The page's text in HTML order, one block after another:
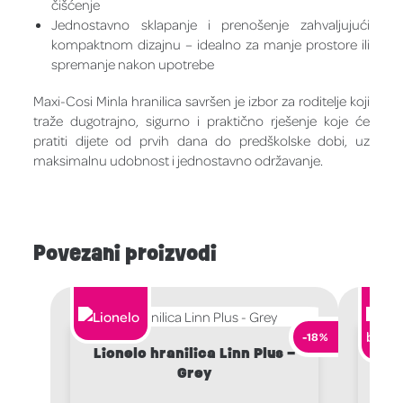
čišćenje
Jednostavno sklapanje i prenošenje zahvaljujući
kompaktnom dizajnu – idealno za manje prostore ili
spremanje nakon upotrebe
Maxi-Cosi Minla hranilica savršen je izbor za roditelje koji
traže dugotrajno, sigurno i praktično rješenje koje će
pratiti dijete od prvih dana do predškolske dobi, uz
maksimalnu udobnost i jednostavno održavanje.
Povezani proizvodi
-18%
Lionelo hranilica Linn Plus –
Grey